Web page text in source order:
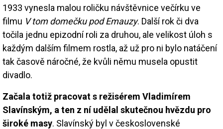
1933 vynesla malou roličku návštěvnice večírku ve
filmu V tom domečku pod Emauzy. Další rok či dva
točila jednu epizodní roli za druhou, ale velikost úloh s
každým dalším filmem rostla, až už pro ni bylo natáčení
tak časově náročné, že kvůli němu musela opustit
divadlo.
Začala totiž pracovat s režisérem Vladimírem
Slavínským, a ten z ní udělal skutečnou hvězdu pro
široké masy. Slavínský byl v československé